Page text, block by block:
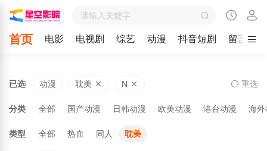
首页 电影 电视剧 综艺 动漫 抖音短剧 留言
已选 动漫 耽美 N 重选
分类 全部 国产动漫 日韩动漫 欧美动漫 港台动漫 海外
类型 全部 热血 同人 耽美